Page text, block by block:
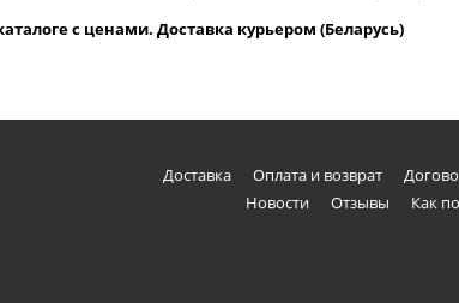
с ценами. Доставка курьером (Беларусь)
Доставка Оплата и возврат
Новости
Отзывы Как